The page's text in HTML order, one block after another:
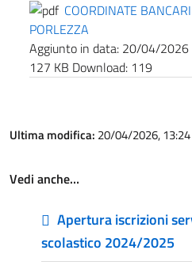
COORDINATE
PORLEZZA
Aggiunto in data: 20/04/2026
127 KB Download: 119
Ultima modifica: 20/04/2026, 13:24
Vedi anche…
Apertura iscrizioni
scolastico 2024/2025